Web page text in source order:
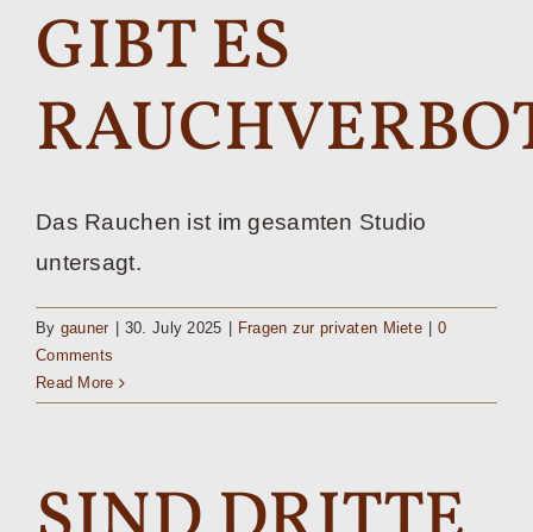
GIBT ES
Das Rauchen ist im gesamten Studio
untersagt.
By gauner 30. July 2025 Fragen zur privaten Miete
0
Comments
Read More